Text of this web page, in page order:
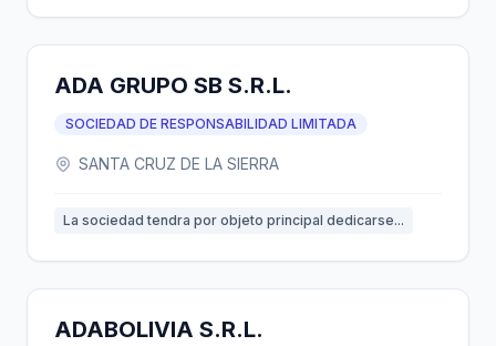
ADA GRUPO SB S.R.L.
SOCIEDAD DE RESPONSABILIDAD LIMITADA
SANTA CRUZ DE LA SIERRA
La sociedad tendra por objeto principal dedicarse...
ADABOLIVIA S.R.L.